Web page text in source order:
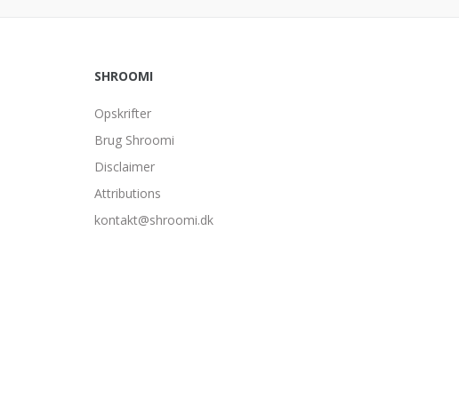
SHROOMI
Opskrifter
Brug Shroomi
Disclaimer
Attributions
kontakt@shroomi.dk